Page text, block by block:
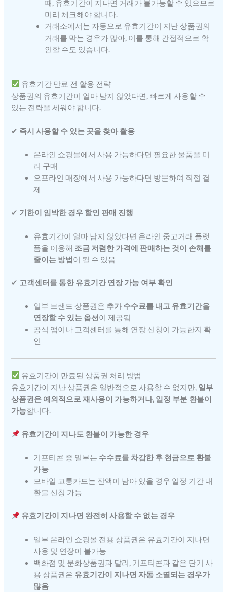
때, 유효기간이 지나면 거래가 불가능할 수 있으므로
미리 체크해야 합니다.
거래소에서는 자동으로 유효기간이 지난 상품권의
거래를 막는 경우가 많아, 이를 통해 간접적으로 확
인할 수도 있습니다.
유효기간 만료 전 활용 전략
상품권의 유효기간이 얼마 남지 않았다면, 빠르게 사용할 수
있는 전략을 세워야 합니다.
✔ 즉시 사용할 수 있는 곳을 찾아 활용
온라인 쇼핑몰에서 사용 가능하다면 필요한 물품을 미
리 구매
오프라인 매장에서 사용 가능하다면 방문하여 직접 결
제
✔ 기한이 임박한 경우 할인 판매 진행
유효기간이 얼마 남지 않았다면 온라인 중고거래 플랫
폼을 이용해 조금 저렴한 가격에 판매하는 것이 손해를
줄이는 방법 이 될 수 있음
✔ 고객센터를 통한 유효기간 연장 가능 여부 확인
일부 브랜드 상품권은 추가 수수료를 내고 유효기간을
연장할 수 있는 옵션 이 제공됨
공식 앱이나 고객센터를 통해 연장 신청이 가능한지 확
인
유효기간이 만료된 상품권 처리 방법
유효기간이 지난 상품권은 일반적으로 사용할 수 없지만, 일부
상품권은 예외적으로 재사용이 가능하거나, 일정 부분 환불이
가능합니다.
유효기간이 지나도 환불이 가능한 경우
기프티콘 중 일부는 수수료를 차감한 후 현금으로 환불
가능
모바일 교통카드는 잔액이 남아 있을 경우 일정 기간 내
환불 신청 가능
유효기간이 지나면 완전히 사용할 수 없는 경우
일부 온라인 쇼핑몰 전용 상품권은 유효기간이 지나면
사용 및 연장이 불가능
백화점 및 문화상품권과 달리, 기프티콘과 같은 단기 사
용 상품권은 유효기간이 지나면 자동 소멸되는 경우가
많음